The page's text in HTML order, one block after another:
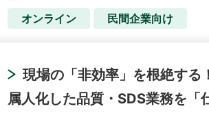
オンライン 民間企業向け
現場の「非効率」を根絶する！
属人化した品質・SDS業務を「